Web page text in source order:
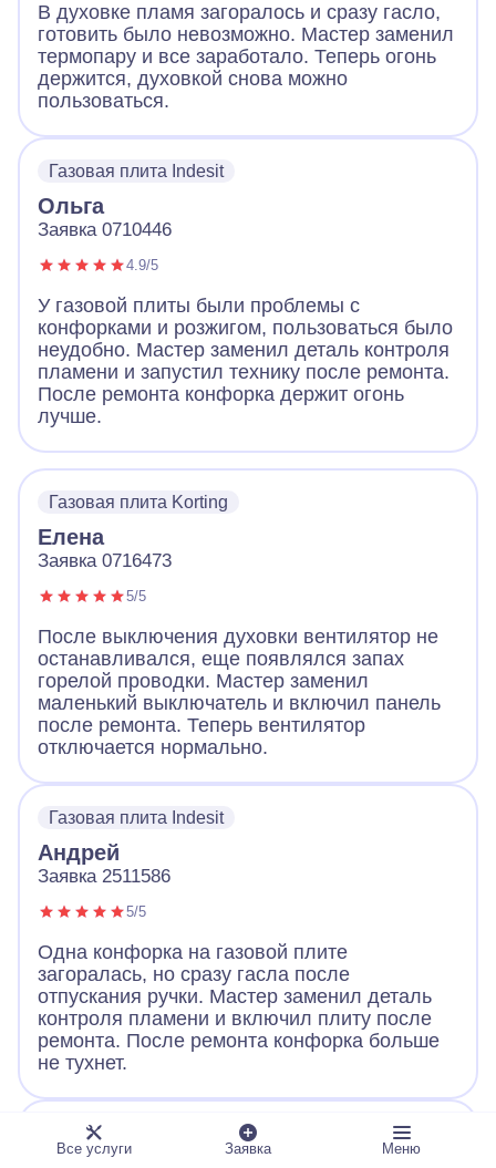
В духовке пламя загоралось и сразу гасло,
готовить было невозможно. Мастер заменил
термопару и все заработало. Теперь огонь
держится, духовкой снова можно
пользоваться.
Газовая плита Indesit
Ольга
Заявка 0710446
4.9/5
У газовой плиты были проблемы с
конфорками и розжигом, пользоваться было
неудобно. Мастер заменил деталь контроля
пламени и запустил технику после ремонта.
После ремонта конфорка держит огонь
лучше.
Газовая плита Korting
Елена
Заявка 0716473
5/5
После выключения духовки вентилятор не
останавливался, еще появлялся запах
горелой проводки. Мастер заменил
маленький выключатель и включил панель
после ремонта. Теперь вентилятор
отключается нормально.
Газовая плита Indesit
Андрей
Заявка 2511586
5/5
Одна конфорка на газовой плите
загоралась, но сразу гасла после
отпускания ручки. Мастер заменил деталь
контроля пламени и включил плиту после
ремонта. После ремонта конфорка больше
не тухнет.
Газовая плита GEFEST Брест 3100-02
Все услуги Заявка Меню